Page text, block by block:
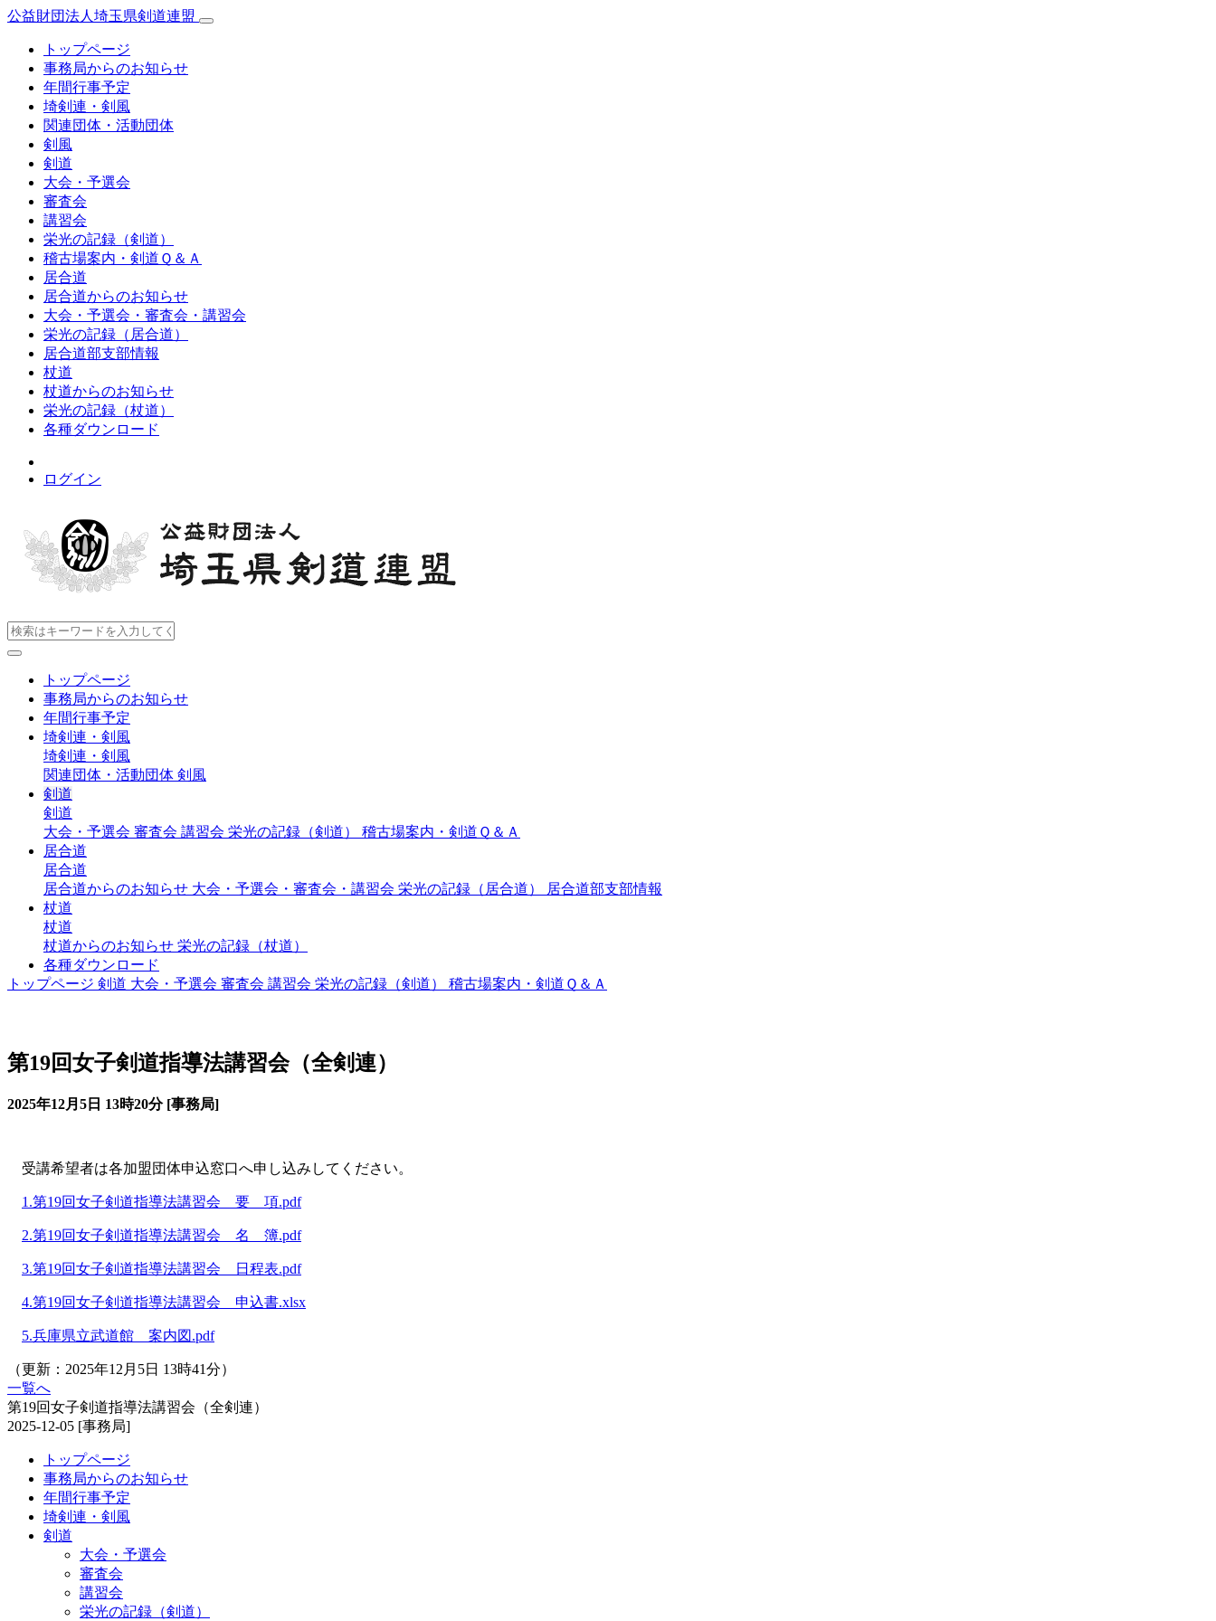
公益財団法人埼玉県剣道連盟
トップページ
事務局からのお知らせ
年間行事予定
埼剣連・剣風
関連団体・活動団体
剣風
剣道
大会・予選会
審査会
講習会
栄光の記録（剣道）
稽古場案内・剣道Ｑ＆Ａ
居合道
居合道からのお知らせ
大会・予選会・審査会・講習会
栄光の記録（居合道）
居合道部支部情報
杖道
杖道からのお知らせ
栄光の記録（杖道）
各種ダウンロード
ログイン
トップページ
事務局からのお知らせ
年間行事予定
埼剣連・剣風
埼剣連・剣風
関連団体・活動団体 剣風
剣道
剣道
大会・予選会 審査会 講習会 栄光の記録（剣道） 稽古場案内・剣道Ｑ＆Ａ
居合道
居合道
居合道からのお知らせ 大会・予選会・審査会・講習会 栄光の記録（居合道）
居合道部支部情報
杖道
杖道
杖道からのお知らせ 栄光の記録（杖道）
各種ダウンロード
トップページ 剣道 大会・予選会 審査会 講習会 栄光の記録（剣道） 稽古場案内・剣道Ｑ＆Ａ
第19回女子剣道指導法講習会（全剣連）
2025年12月5日 13時20分 [事務局]
受講希望者は各加盟団体申込窓口へ申し込みしてください。
1.第19回女子剣道指導法講習会 要 項.pdf
2.第19回女子剣道指導法講習会 名 簿.pdf
3.第19回女子剣道指導法講習会 日程表.pdf
4.第19回女子剣道指導法講習会 申込書.xlsx
5.兵庫県立武道館 案内図.pdf
（更新：2025年12月5日 13時41分）
一覧へ
第19回女子剣道指導法講習会（全剣連）
2025-12-05 [事務局]
トップページ
事務局からのお知らせ
年間行事予定
埼剣連・剣風
剣道
大会・予選会
審査会
講習会
栄光の記録（剣道）